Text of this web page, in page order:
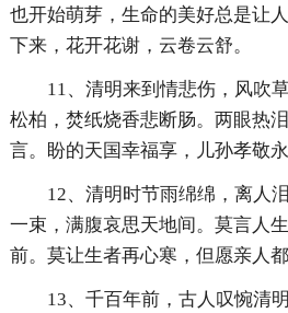
也开始萌芽，生命的美好总是让
下来，花开花谢，云卷云舒。
11、清明来到情悲伤，风吹
松柏，焚纸烧香悲断肠。两眼热
言。盼的天国幸福享，儿孙孝敬永
12、清明时节雨绵绵，离人
一束，满腹哀思天地间。莫言人
前。莫让生者再心寒，但愿亲人都
13、千百年前，古人叹惋清